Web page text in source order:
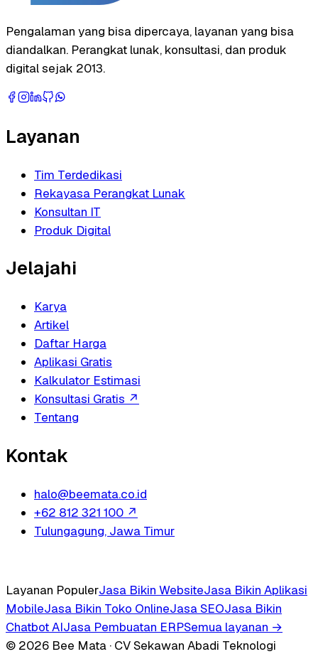
Pengalaman yang bisa dipercaya, layanan yang bisa
diandalkan. Perangkat lunak, konsultasi, dan produk
digital sejak 2013.
Layanan
Tim Terdedikasi
Rekayasa Perangkat Lunak
Konsultan IT
Produk Digital
Jelajahi
Karya
Artikel
Daftar Harga
Aplikasi Gratis
Kalkulator Estimasi
Konsultasi Gratis ↗
Tentang
Kontak
halo@beemata.co.id
+62 812 321 100 ↗
Tulungagung, Jawa Timur
Layanan PopulerJasa Bikin WebsiteJasa Bikin Aplikasi
MobileJasa Bikin Toko OnlineJasa SEOJasa Bikin
Chatbot AIJasa Pembuatan ERPSemua layanan →
© 2026 Bee Mata · CV Sekawan Abadi Teknologi